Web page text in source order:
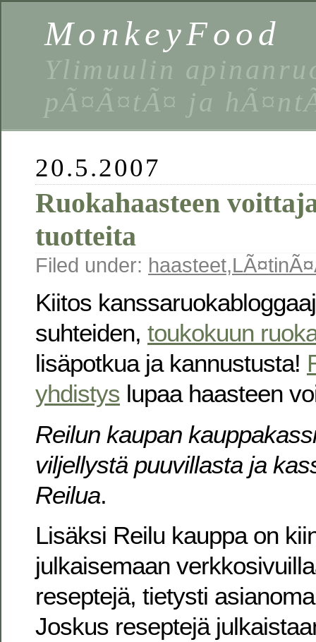
MonkeyFood
Ylimuulin
pÃ¤Ã¤tÃ¤ ja
20.5.2007
Ruokahaasteen
tuotteita
Filed under: haasteet,
Kiitos
suhteiden, toukokuun
lisäpotkua ja kannustusta!
yhdistys lupaa haasteen
Reilun kaupan
viljellystä puuvillasta ja
Reilua.
Lisäksi Reilu kauppa on
julkaisemaan
reseptejä, tietysti
Joskus reseptejä